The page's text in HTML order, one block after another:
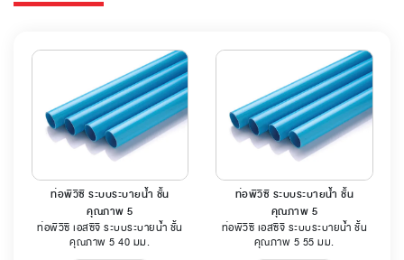
ท่อพีวีซี ระบบระบายน้ำ ชั้น
คุณภาพ 5
ท่อพีวีซี เอสซีจี ระบบระบายน้ำ ชั้น
คุณภาพ 5 40 มม.
ท่อพีวีซี ระบบระบายน้ำ ชั้น
คุณภาพ 5
ท่อพีวีซี เอสซีจี ระบบระบายน้ำ ชั้น
คุณภาพ 5 55 มม.